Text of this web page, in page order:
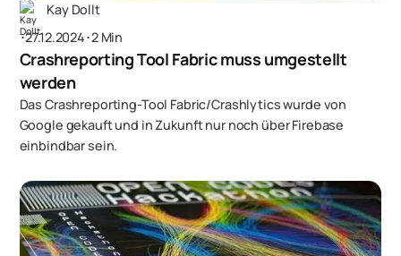
Kay Dollt
･27.12.2024･2 Min
Crashreporting Tool Fabric muss umgestellt
werden
Das Crashreporting-Tool Fabric/Crashlytics wurde von
Google gekauft und in Zukunft nur noch über Firebase
einbindbar sein.